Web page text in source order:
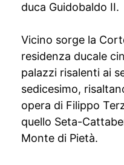
duca Guidobaldo II.
Vicino sorge la
residenza ducale
palazzi risalenti ai
sedicesimo,
opera di Filippo
quello Seta-
Monte di Pietà.